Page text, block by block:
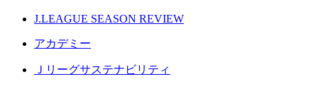
J.LEAGUE SEASON REVIEW
アカデミー
Ｊリーグサステナビリティ